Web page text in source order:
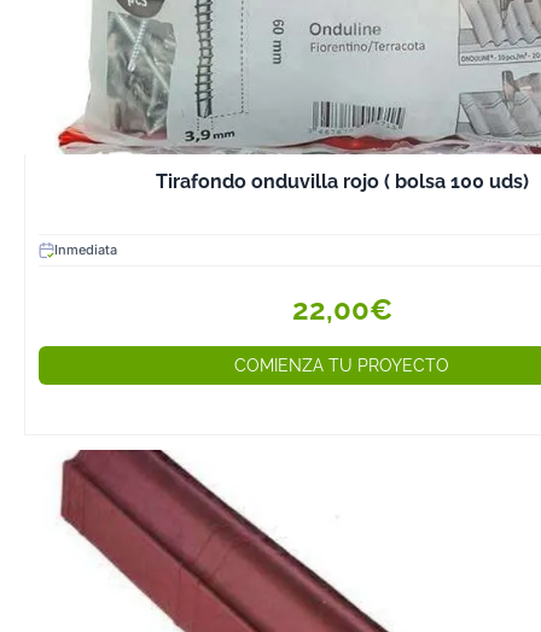
Tirafondo onduvilla rojo ( bolsa 100 uds)
Inmediata
22,00€
COMIENZA TU PROYECTO